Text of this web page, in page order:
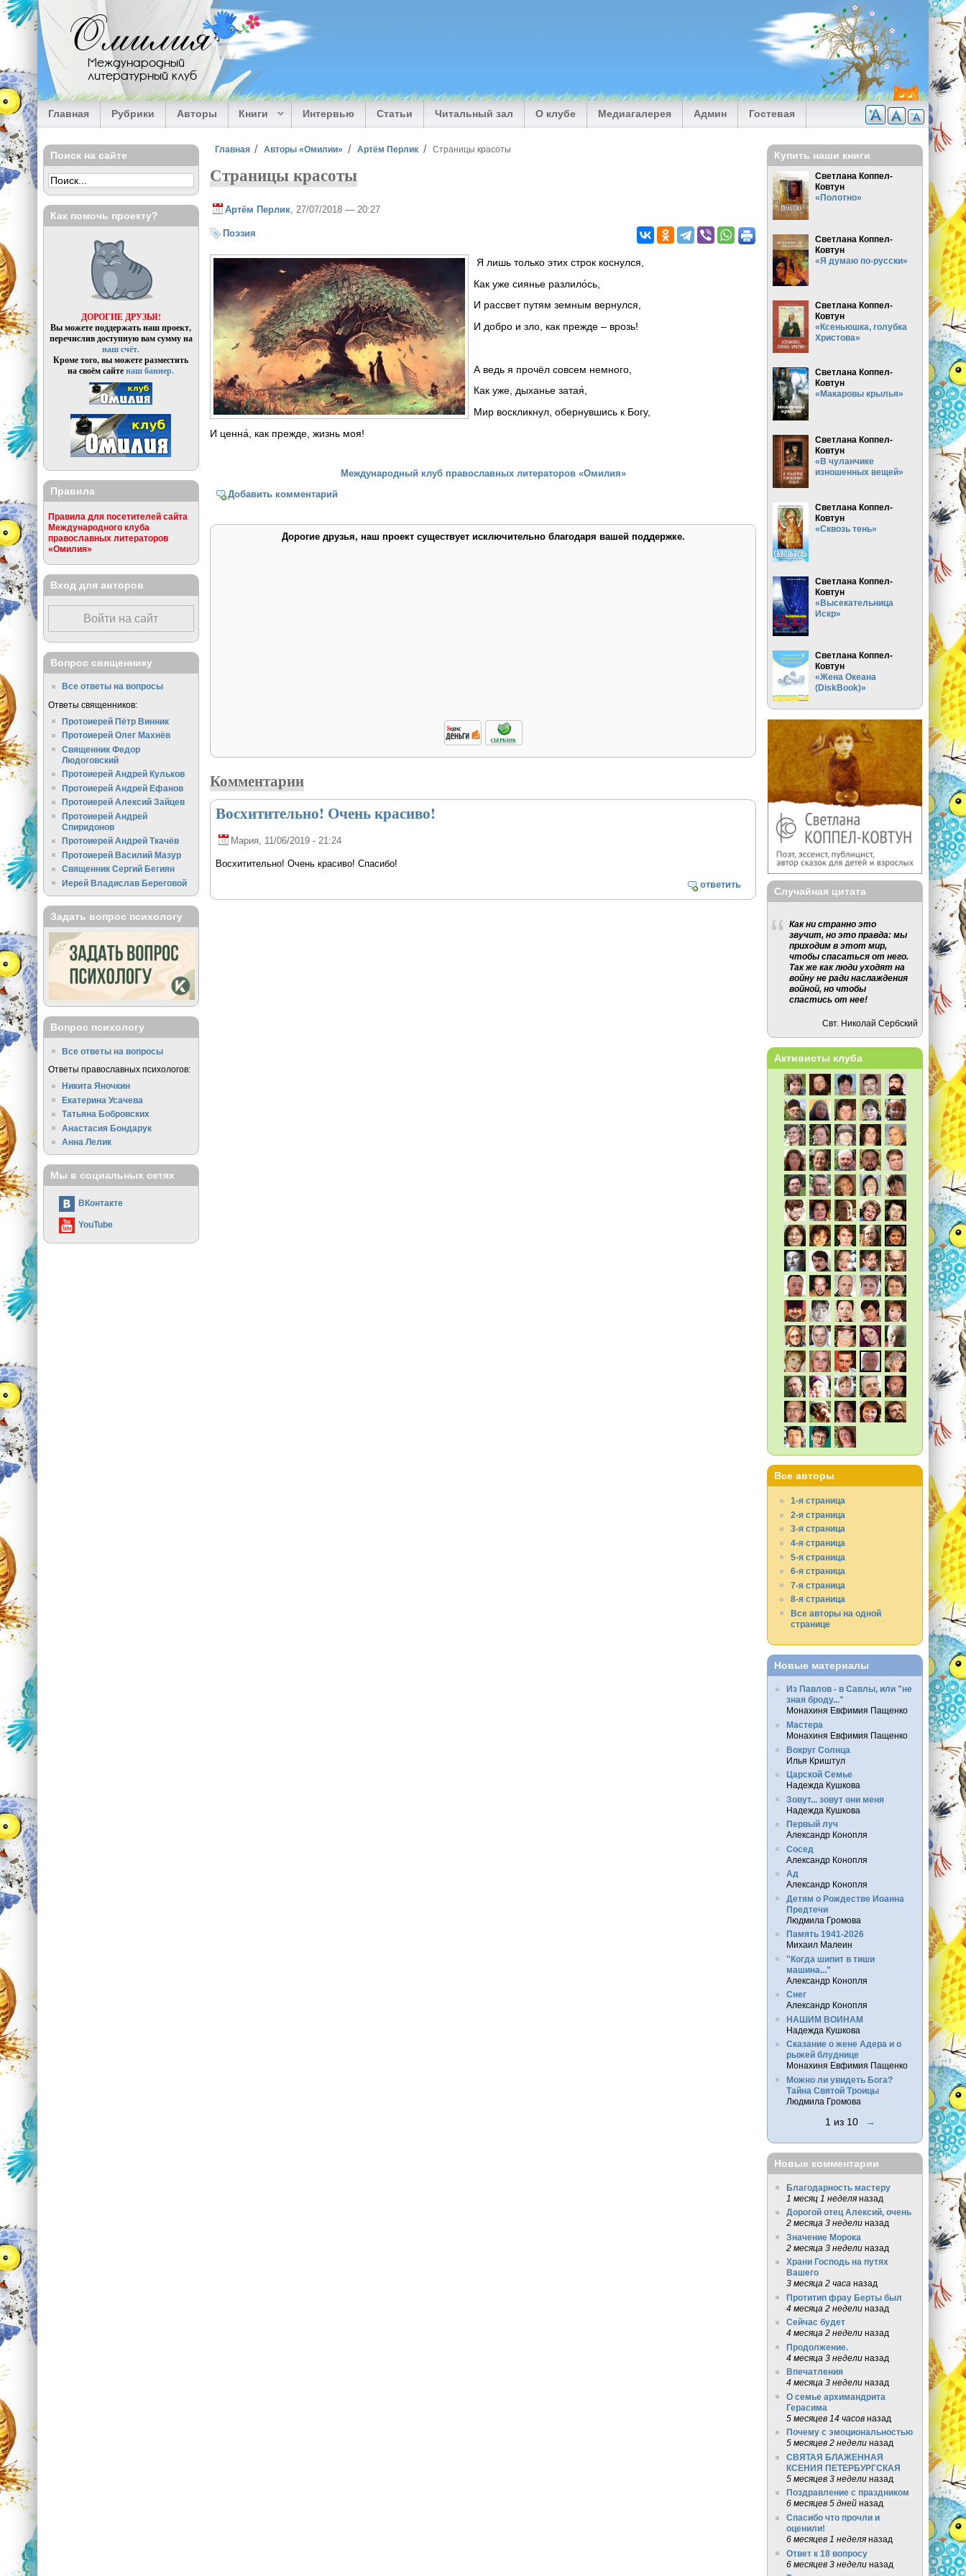
Перейти к основному содержанию
Омилия
Международный
литературный клуб
Главная Рубрики Авторы Книги Интервью Статьи Читальный зал О клубе Медиагалерея Админ Гостевая
Вы здесь
Главная Авторы «Омилии» Артём Перлик Страницы красоты
Страницы красоты
Артём Перлик , 27/07/2018 — 20:27
Поэзия
Я лишь только этих строк коснулся,
Как уже сиянье разлило́сь,
И рассвет путям земным вернулся,
И добро и зло, как прежде – врозь!
А ведь я прочёл совсем немного,
Как уже, дыханье затая́,
Мир воскликнул, обернувшись к Богу,
И ценна́, как прежде, жизнь моя!
Международный клуб православных литераторов «Омилия»
Добавить комментарий
Дорогие друзья, наш проект существует исключительно благодаря вашей поддержке.
Комментарии
Восхитительно! Очень красиво!
Мария , 11/06/2019 - 21:24
Восхитительно! Очень красиво! Спасибо!
ответить
Поиск на сайте
Как помочь проекту?
ДОРОГИЕ ДРУЗЬЯ!
Вы можете поддержать наш проект,
перечислив доступную вам сумму на
наш счёт.
Кроме того, вы можете разместить
на своём сайтенаш баннер.
Правила
Правила для посетителей сайта
Международного клуба
православных литераторов
«Омилия»
Вход для авторов
Войти на сайт
Вопрос священнику
Все ответы на вопросы
Ответы священников:
Протоиерей Пётр Винник
Протоиерей Олег Махнёв
Священник Федор
Людоговский
Протоиерей Андрей Кульков
Протоиерей Андрей Ефанов
Протоиерей Алексий Зайцев
Протоиерей Андрей
Спиридонов
Протоиерей Андрей Ткачёв
Протоиерей Василий Мазур
Священник Сергий Бегиян
Иерей Владислав Береговой
Задать вопрос психологу
Вопрос психологу
Все ответы на вопросы
Ответы православных психологов:
Никита Яночкин
Екатерина Усачева
Татьяна Бобровских
Анастасия Бондарук
Анна Лелик
Мы в социальных сетях
ВКонтакте
YouTube
Купить наши книги
Светлана Коппел-
Ковтун
«Полотно»
Светлана Коппел-
Ковтун
«Я думаю по-русски»
Светлана Коппел-
Ковтун
«Ксеньюшка, голубка
Христова»
Светлана Коппел-
Ковтун
«Макаровы крылья»
Светлана Коппел-
Ковтун
«В чуланчике
изношенных вещей»
Светлана Коппел-
Ковтун
«Сквозь тень»
Светлана Коппел-
Ковтун
«Высекательница
Искр»
Светлана Коппел-
Ковтун
«Жена Океана
(DiskBook)»
Случайная цитата
Как ни странно это
звучит, но это правда: мы
приходим в этот мир,
чтобы спасаться от него.
Так же как люди уходят на
войну не ради наслаждения
войной, но чтобы
спастись от нее!
Свт. Николай Сербский
Активисты клуба
Все авторы
1-я страница
2-я страница
3-я страница
4-я страница
5-я страница
6-я страница
7-я страница
8-я страница
Все авторы на одной
странице
Новые материалы
Из Павлов - в Савлы, или "не
зная броду..."
Монахиня Евфимия Пащенко
Мастера
Монахиня Евфимия Пащенко
Вокруг Солнца
Илья Криштул
Царской Семье
Надежда Кушкова
Зовут... зовут они меня
Надежда Кушкова
Первый луч
Александр Конопля
Сосед
Александр Конопля
Ад
Александр Конопля
Детям о Рождестве Иоанна
Предтечи
Людмила Громова
Память 1941-2026
Михаил Малеин
"Когда шипит в тиши
машина..."
Александр Конопля
Снег
Александр Конопля
НАШИМ ВОИНАМ
Надежда Кушкова
Сказание о жене Адера и о
рыжей блуднице
Монахиня Евфимия Пащенко
Можно ли увидеть Бога?
Тайна Святой Троицы
Людмила Громова
1 из 10 →
Новые комментарии
Благодарность мастеру
1 месяц 1 неделяназад
Дорогой отец Алексий, очень
2 месяца 3 неделиназад
Значение Морока
2 месяца 3 неделиназад
Храни Господь на путях
Вашего
3 месяца 2 часа назад
Протитип фрау Берты был
4 месяца 2 неделиназад
Сейчас будет
4 месяца 2 неделиназад
Продолжение.
4 месяца 3 неделиназад
Впечатления
4 месяца 3 неделиназад
О семье архимандрита
Герасима
5 месяцев 14 часовназад
Почему с эмоциональностью
5 месяцев 2 неделиназад
СВЯТАЯ БЛАЖЕННАЯ
КСЕНИЯ ПЕТЕРБУРГСКАЯ
5 месяцев 3 неделиназад
Поздравление с праздником
6 месяцев 5 днейназад
Спасибо что прочли и
оценили!
6 месяцев 1 неделяназад
Ответ к 18 вопросу
6 месяцев 3 неделиназад